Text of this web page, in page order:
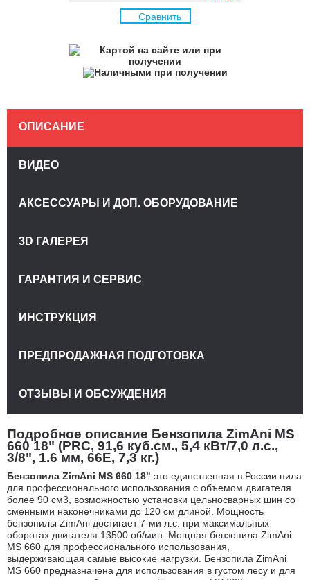
Сравнить
Подробное описание Бензопила ZimAni MS
660 18" (PRC, 91,6 куб.см., 5,4 кВт/7,0 л.с.,
3/8", 1.6 мм, 66E, 7,3 кг.)
Бензопила ZimAni MS 660 18" это единственная в России пила
для профессионального использования с объемом двигателя
более 90 см3, возможностью установки цельносварных шин со
сменными наконечниками до 120 см длиной. Мощность
бензопилы ZimAni достигает 7-ми л.с. при максимальных
оборотах двигателя 13500 об/мин. Мощная бензопила ZimAni
MS 660 для профессионального использования,
выдерживающая самые высокие нагрузки. Бензопила ZimAni
MS 660 предназначена для использования в густом лесу и для
ОПИСАНИЕ
ВИДЕО
АКСЕССУАРЫ И ДОП. ОБОРУДОВАНИЕ
3D ГАЛЕРЕЯ
ГАРАНТИЯ И СЕРВИС
ИНСТРУКЦИЯ
ПРЕДПРОДАЖНАЯ ПОДГОТОВКА
ОТЗЫВЫ И ОБСУЖДЕНИЯ